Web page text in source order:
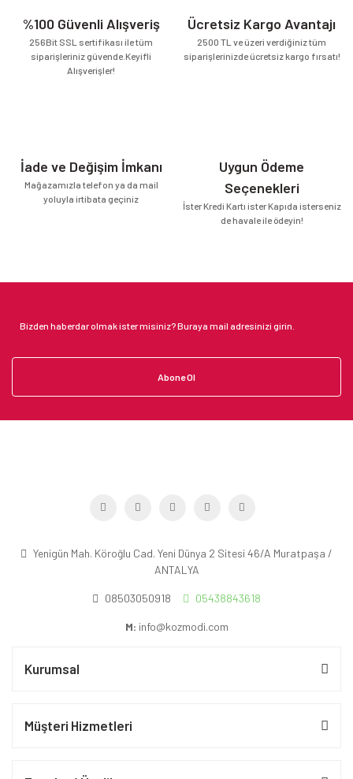
%100 Güvenli Alışveriş
256Bit SSL sertifikası ile tüm
siparişleriniz güvende.Keyifli
Alışverişler!
Ücretsiz Kargo Avantajı
2500 TL ve üzeri verdiğiniz tüm
siparişlerinizde ücretsiz kargo fırsatı!
İade ve Değişim İmkanı
Mağazamızla telefon ya da mail
yoluyla irtibata geçiniz
Uygun Ödeme
Seçenekleri
İster Kredi Kartı ister Kapıda isterseniz
de havale ile ödeyin!
Abone Ol
Yenigün Mah. Köroğlu Cad. Yeni Dünya 2 Sitesi 46/A Muratpaşa /
ANTALYA
08503050918 05438843618
M: info@kozmodi.com
Kurumsal
Müşteri Hizmetleri